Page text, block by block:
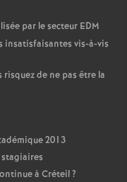
par le secteur EDM
insatisfaisantes vis-à-vis
de ne pas être la
2013
à Créteil?